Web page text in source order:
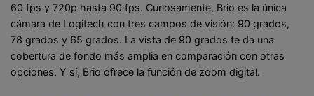
60 fps y 720p hasta 90 fps. Curiosamente, Brio es la única
cámara de Logitech con tres campos de visión: 90 grados,
78 grados y 65 grados. La vista de 90 grados te da una
cobertura de fondo más amplia en comparación con otras
opciones. Y sí, Brio ofrece la función de zoom digital.